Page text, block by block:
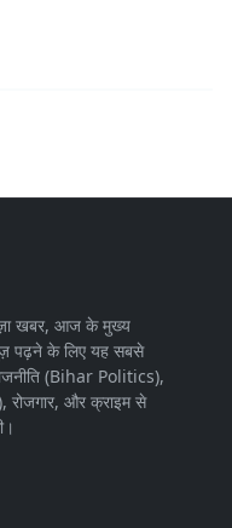
खबर, आज के मुख्य
पढ़ने के लिए यह सबसे
(Bihar Politics),
रोजगार, और क्राइम से